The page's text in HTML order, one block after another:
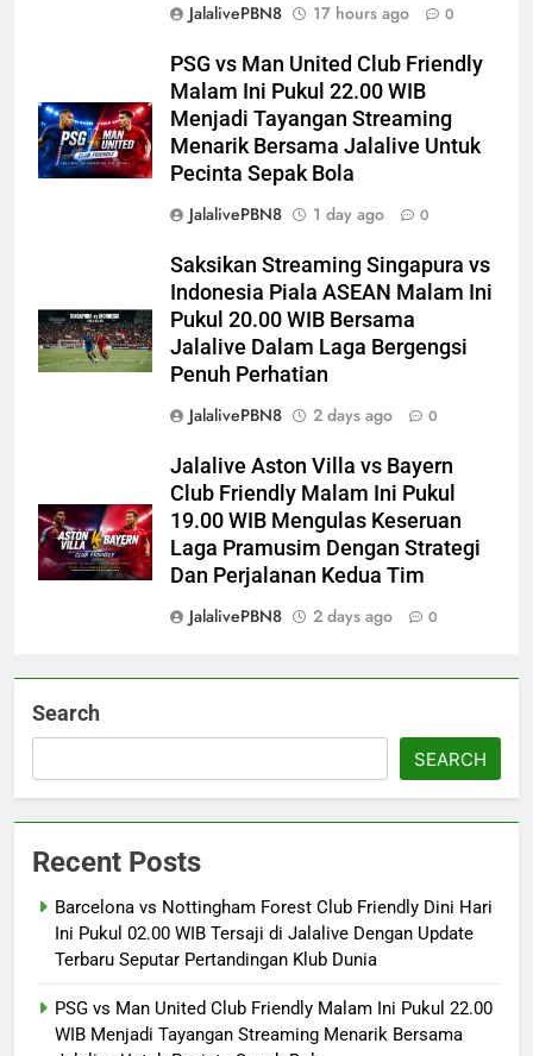
JalalivePBN8
17 hours ago 0
PSG vs Man United Club Friendly
Malam Ini Pukul 22.00 WIB
Menjadi Tayangan Streaming
Menarik Bersama Jalalive Untuk
Pecinta Sepak Bola
JalalivePBN8
1 day ago 0
Saksikan Streaming Singapura vs
Indonesia Piala ASEAN Malam Ini
Pukul 20.00 WIB Bersama
Jalalive Dalam Laga Bergengsi
Penuh Perhatian
JalalivePBN8
2 days ago 0
Jalalive Aston Villa vs Bayern
Club Friendly Malam Ini Pukul
19.00 WIB Mengulas Keseruan
Laga Pramusim Dengan Strategi
Dan Perjalanan Kedua Tim
JalalivePBN8
2 days ago 0
Search
SEARCH
Recent Posts
Barcelona vs Nottingham Forest Club Friendly Dini Hari
Ini Pukul 02.00 WIB Tersaji di Jalalive Dengan Update
Terbaru Seputar Pertandingan Klub Dunia
PSG vs Man United Club Friendly Malam Ini Pukul 22.00
WIB Menjadi Tayangan Streaming Menarik Bersama